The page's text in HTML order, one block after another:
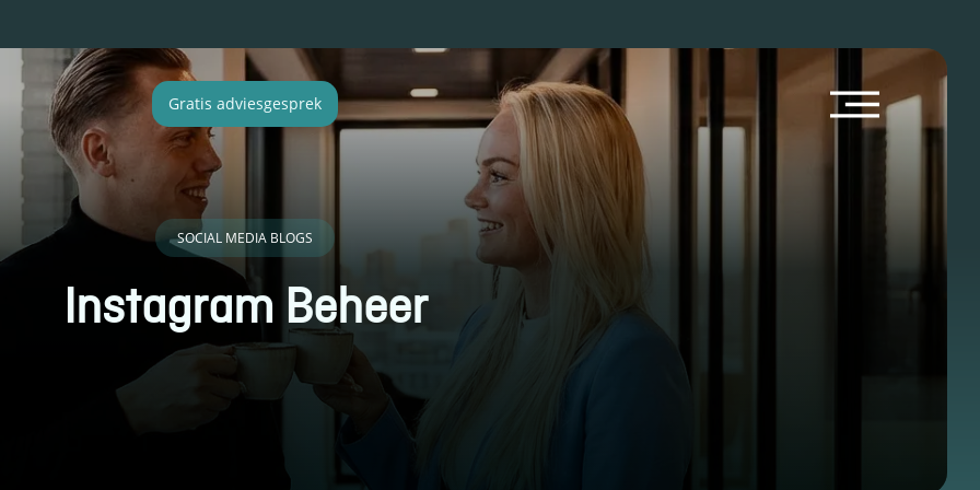
Gratis adviesgesprek
SOCIAL MEDIA BLOGS
Instagram Beheer